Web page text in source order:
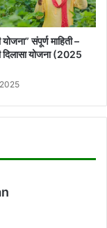
संपूर्ण माहिती –
दिलासा योजना (2025